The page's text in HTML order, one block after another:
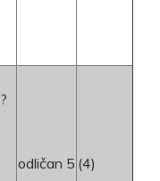
odličan 5 (4)